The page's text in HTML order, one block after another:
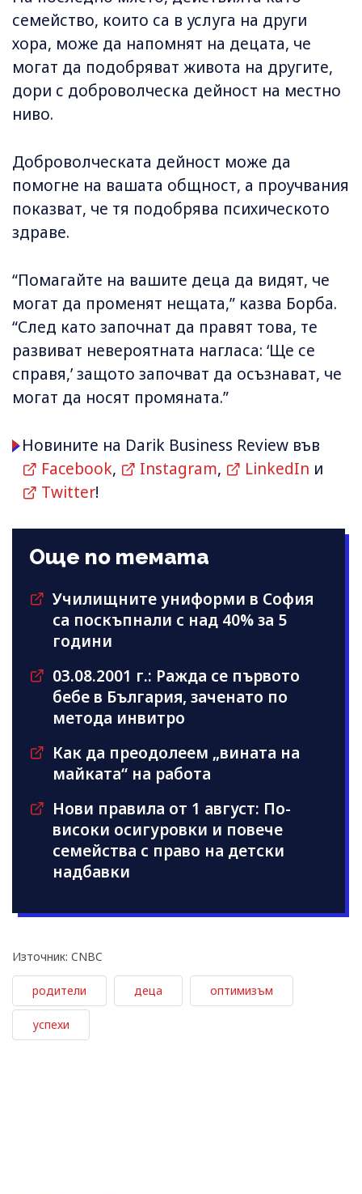
семейство, които са в услуга на други
хора, може да напомнят на децата, че
могат да подобряват живота на другите,
дори с доброволческа дейност на местно
ниво.
Доброволческата дейност може да
помогне на вашата общност, а проучвания
показват, че тя подобрява психическото
здраве.
“Помагайте на вашите деца да видят, че
могат да променят нещата,” казва Борба.
“След като започнат да правят това, те
развиват невероятната нагласа: ‘Ще се
справя,’ защото започват да осъзнават, че
могат да носят промяната.”
Новините на Darik Business Review във
Facebook, Instagram, LinkedIn и
Twitter!
Още по темата
Училищните униформи в София
са поскъпнали с над 40% за 5
години
03.08.2001 г.: Ражда се първото
бебе в България, заченато по
метода инвитро
Как да преодолеем „вината на
майката“ на работа
Нови правила от 1 август: По-
високи осигуровки и повече
семейства с право на детски
надбавки
Източник: CNBC
родители деца оптимизъм
успехи